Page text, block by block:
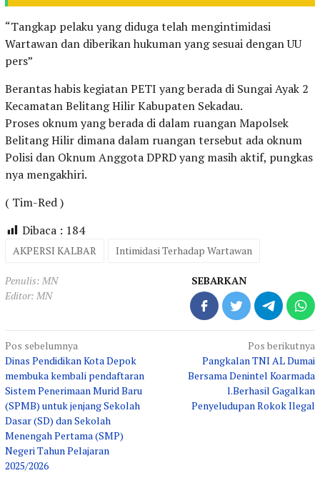
“Tangkap pelaku yang diduga telah mengintimidasi
Wartawan dan diberikan hukuman yang sesuai dengan UU
pers”
Berantas habis kegiatan PETI yang berada di Sungai Ayak 2
Kecamatan Belitang Hilir Kabupaten Sekadau.
Proses oknum yang berada di dalam ruangan Mapolsek
Belitang Hilir dimana dalam ruangan tersebut ada oknum
Polisi dan Oknum Anggota DPRD yang masih aktif, pungkas
nya mengakhiri.
( Tim-Red )
Dibaca : 184
AKPERSI KALBAR Intimidasi Terhadap Wartawan
Penulis: MN
Editor: MN
SEBARKAN
Navigasi
pos
Pos sebelumnya
Dinas Pendidikan Kota Depok
membuka kembali pendaftaran
Sistem Penerimaan Murid Baru
(SPMB) untuk jenjang Sekolah
Dasar (SD) dan Sekolah
Menengah Pertama (SMP)
Negeri Tahun Pelajaran
2025/2026
Pos berikutnya
Pangkalan TNI AL Dumai
Bersama Denintel Koarmada
l.Berhasil Gagalkan
Penyeludupan Rokok Ilegal